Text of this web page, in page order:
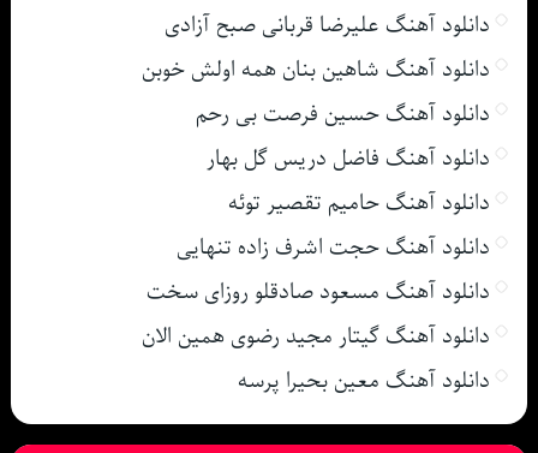
دانلود آهنگ علیرضا قربانی صبح آزادی
دانلود آهنگ شاهین بنان همه اولش خوبن
دانلود آهنگ حسین فرصت بی رحم
دانلود آهنگ فاضل دریس گل بهار
دانلود آهنگ حامیم تقصیر توئه
دانلود آهنگ حجت اشرف زاده تنهایی
دانلود آهنگ مسعود صادقلو روزای سخت
دانلود آهنگ گیتار مجید رضوی همین الان
دانلود آهنگ معین بحیرا پرسه